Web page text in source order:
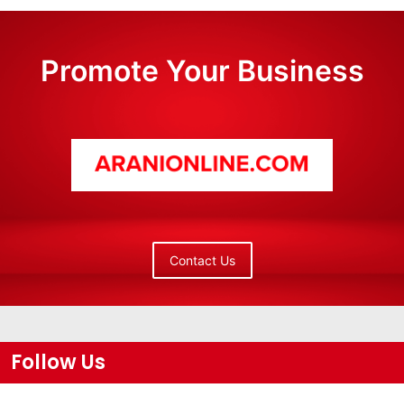
Promote Your Business
Contact Us
Follow Us